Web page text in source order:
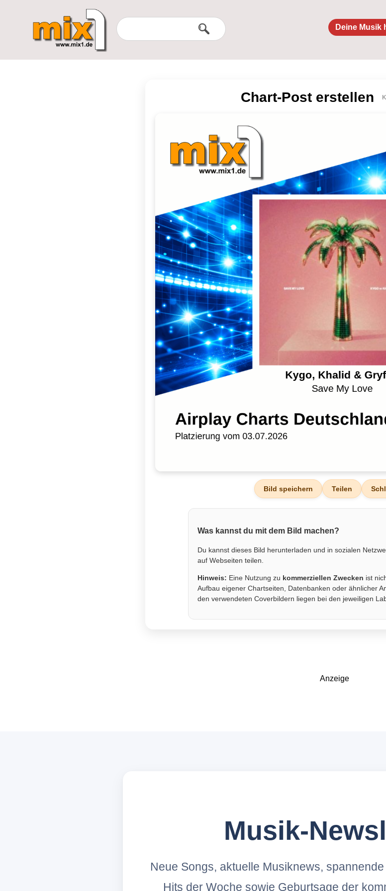
Deine Musik
Chart-Post erstellen
Bild speichern Teilen
Was kannst du mit dem Bild machen?
Du kannst dieses Bild herunterladen und in sozialen
auf Webseiten teilen.
Hinweis: Eine Nutzung zu kommerziellen Zwecken ist
Aufbau eigener Chartseiten, Datenbanken oder ähnlicher
den verwendeten Coverbildern liegen bei den jeweiligen
Anzeige
Musik-
Neue Songs, aktuelle Musiknews,
Hits der Woche sowie Geburtsage der